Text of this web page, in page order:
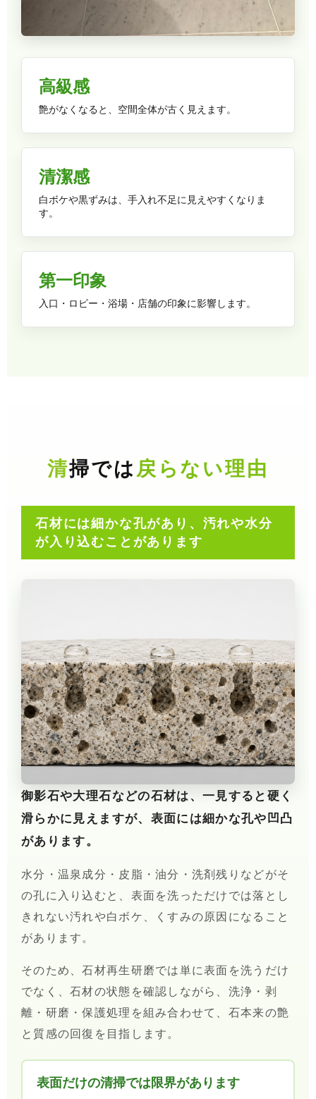
高級感
艶がなくなると、空間全体が古く見えます。
清潔感
白ボケや黒ずみは、手入れ不足に見えやすくなりま
す。
第一印象
入口・ロビー・浴場・店舗の印象に影響します。
清掃では戻らない理由
石材には細かな孔があり、汚れや水分
が入り込むことがあります
御影石や大理石などの石材は、一見すると硬く
滑らかに見えますが、表面には細かな孔や凹凸
があります。
水分・温泉成分・皮脂・油分・洗剤残りなどがそ
の孔に入り込むと、表面を洗っただけでは落とし
きれない汚れや白ボケ、くすみの原因になること
があります。
そのため、石材再生研磨では単に表面を洗うだけ
でなく、石材の状態を確認しながら、洗浄・剥
離・研磨・保護処理を組み合わせて、石本来の艶
と質感の回復を目指します。
表面だけの清掃では限界があります